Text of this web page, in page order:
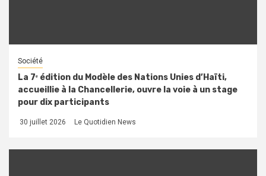
Société
La 7ᵉ édition du Modèle des Nations Unies d’Haïti,
accueillie à la Chancellerie, ouvre la voie à un stage
pour dix participants
30 juillet 2026 Le Quotidien News